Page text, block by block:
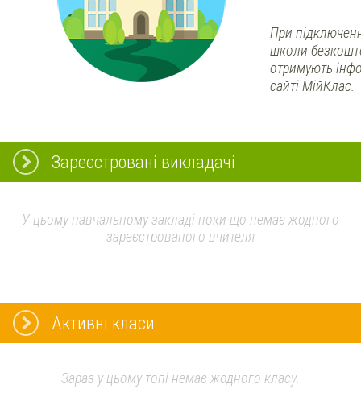
При
школи
отримують
сайті МійКлас.
Зареєстровані викладачі
У цьому навчальному закладі поки що немає жодного
зареєстрованого вчителя
Активні класи
Зараз у цьому топі немає жодного класу.